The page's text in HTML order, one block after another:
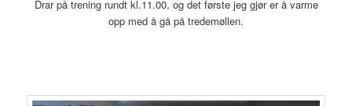
Drar på trening rundt kl.11.00, og det første jeg gjør er å varme
opp med å gå på tredemøllen.